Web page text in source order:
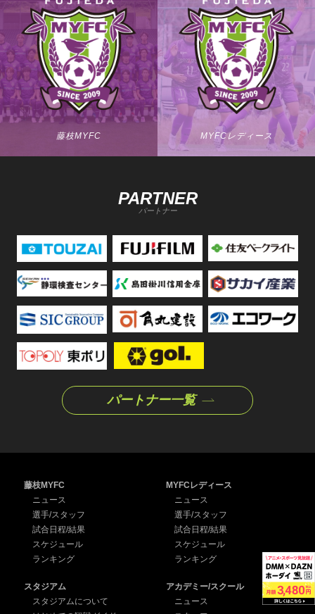
藤枝MYFC MYFCレディース
PARTNER
パートナー
パートナー一覧
藤枝MYFC
ニュース
選手/スタッフ
試合日程/結果
スケジュール
ランキング
MYFCレディース
ニュース
選手/スタッフ
試合日程/結果
スケジュール
ランキング
スタジアム
スタジアムについて
アカデミー/スクール
ニュース